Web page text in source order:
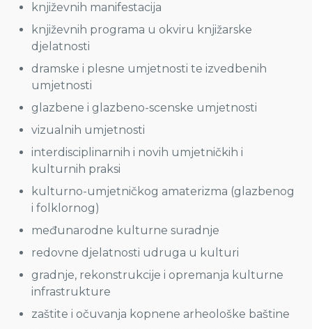
književnih manifestacija
književnih programa u okviru knjižarske
djelatnosti
dramske i plesne umjetnosti te izvedbenih
umjetnosti
glazbene i glazbeno-scenske umjetnosti
vizualnih umjetnosti
interdisciplinarnih i novih umjetničkih i
kulturnih praksi
kulturno-umjetničkog amaterizma (glazbenog
i folklornog)
međunarodne kulturne suradnje
redovne djelatnosti udruga u kulturi
gradnje, rekonstrukcije i opremanja kulturne
infrastrukture
zaštite i očuvanja kopnene arheološke baštine